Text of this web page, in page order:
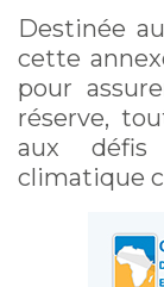
Destinée
cette
pour
réserve,
aux
climatique